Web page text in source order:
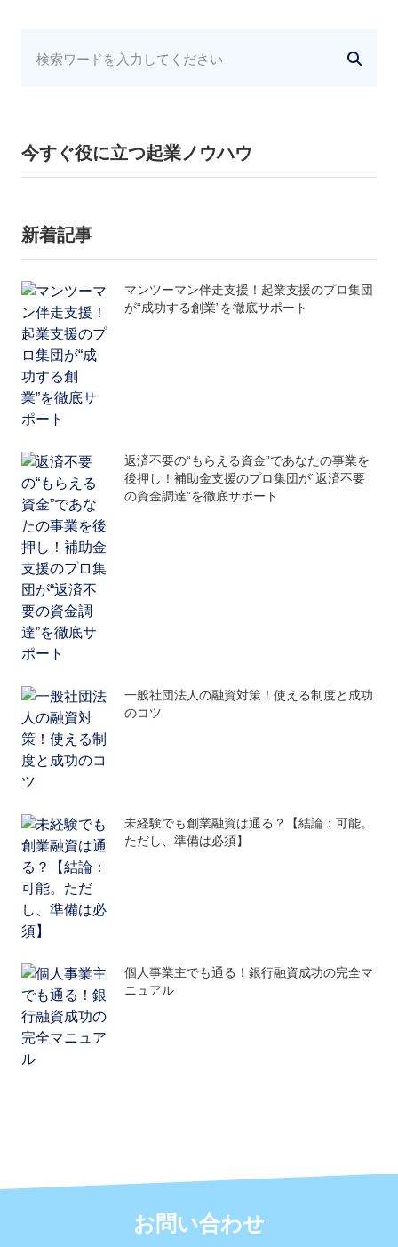
今すぐ役に立つ起業ノウハウ
新着記事
マンツーマン伴走支援！起業支援のプロ集団
が“成功する創業”を徹底サポート
返済不要の“もらえる資金”であなたの事業を
後押し！補助金支援のプロ集団が“返済不要
の資金調達”を徹底サポート
一般社団法人の融資対策！使える制度と成功
のコツ
未経験でも創業融資は通る？【結論：可能。
ただし、準備は必須】
個人事業主でも通る！銀行融資成功の完全マ
ニュアル
お問い合わせ